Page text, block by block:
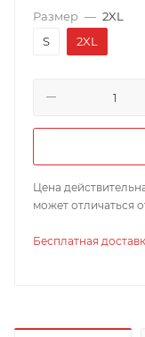
Размер — 2XL
S
2XL
Цена
может отличаться
Бесплатная